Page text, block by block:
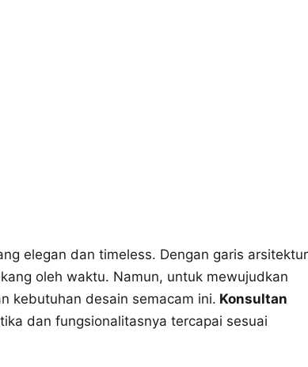
elegan dan timeless. Dengan garis arsitektur
oleh waktu. Namun, untuk mewujudkan
kebutuhan desain semacam ini. Konsultan
dan fungsionalitasnya tercapai sesuai